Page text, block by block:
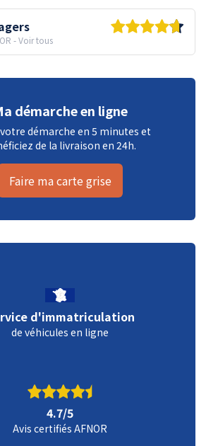
-Voir tous
démarche en ligne
démarche en 5 minutes et
de la livraison en 24h.
Faire ma carte grise
d'immatriculation
de véhicules en ligne
4.7/5
Avis certifiés AFNOR